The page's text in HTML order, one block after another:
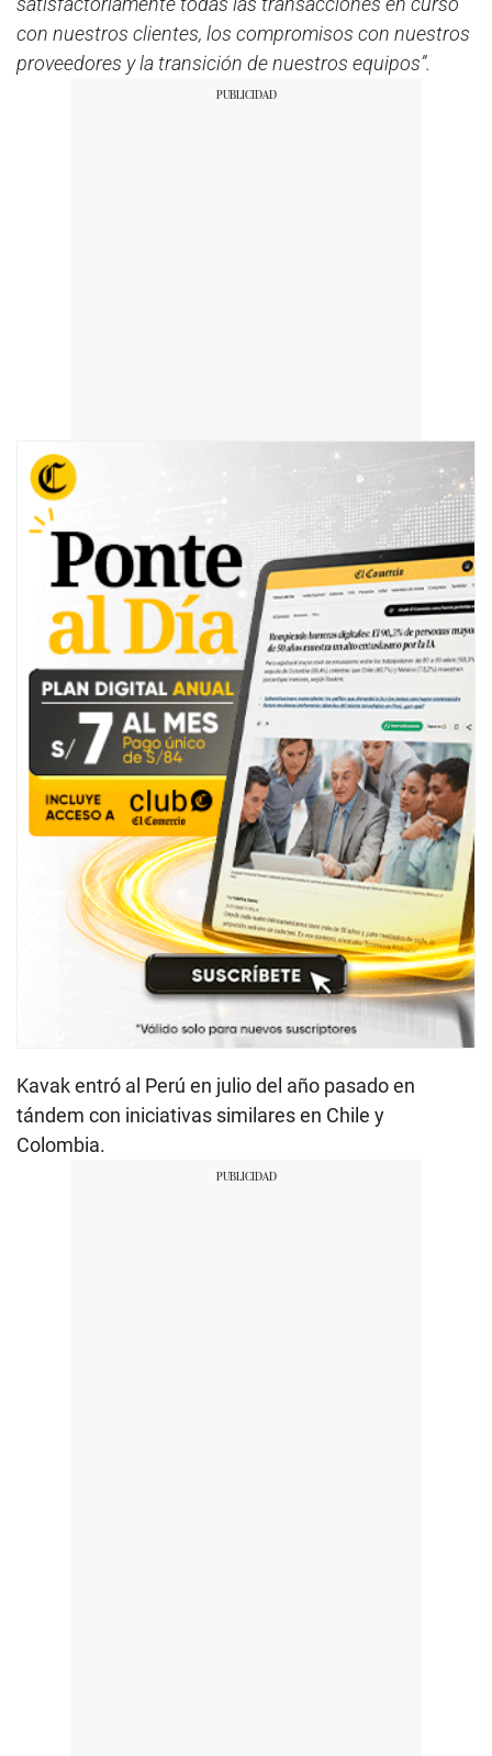
con nuestros clientes, los compromisos con nuestros
proveedores y la transición de nuestros equipos”.
Kavak entró al Perú en julio del año pasado en
tándem con iniciativas similares en Chile y
Colombia.